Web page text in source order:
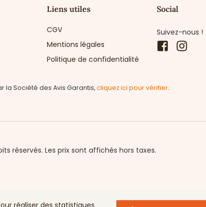
Liens utiles
CGV
Mentions légales
Politique de confidentialité
Social
Suivez-nous !
Facebook
la Société des Avis Garantis,cliquez ici pour vérifier.
réservés. Les prix sont affichés hors taxes.
réaliser des statistiques